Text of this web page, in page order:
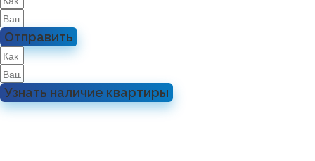
Отправить
Узнать наличие квартиры